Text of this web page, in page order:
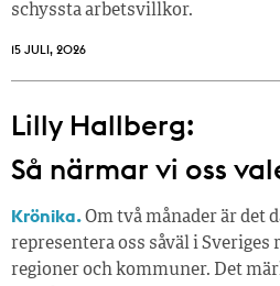
schyssta arbetsvillkor.
15 JULI, 2026
Lilly Hallberg:
Så närmar vi oss
Krönika.Om två månader är det
representera oss såväl i Sveriges
regioner och kommuner. Det